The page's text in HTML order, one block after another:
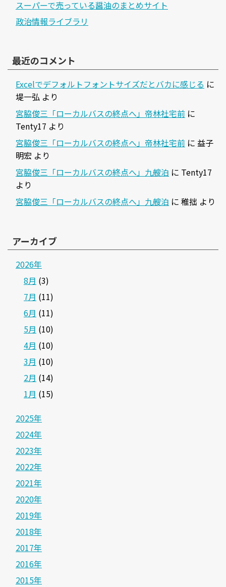
スーパーで売っている醤油のまとめサイト
政治情報ライブラリ
最近のコメント
Excelでデフォルトフォントサイズだとバカに感じる に
堤一弘 より
宮脇俊三「ローカルバスの終点へ」帝林社宅前 に
Tenty17 より
宮脇俊三「ローカルバスの終点へ」帝林社宅前 に 益子
明宏 より
宮脇俊三「ローカルバスの終点へ」九艘泊 に Tenty17
より
宮脇俊三「ローカルバスの終点へ」九艘泊 に 稚拙 より
アーカイブ
2026年
8月 (3)
7月 (11)
6月 (11)
5月 (10)
4月 (10)
3月 (10)
2月 (14)
1月 (15)
2025年
2024年
2023年
2022年
2021年
2020年
2019年
2018年
2017年
2016年
2015年